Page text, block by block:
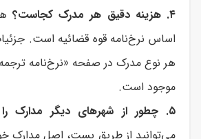
۴. هزینه دقیق هر مدرک کجاست؟
اساس نرخ‌نامه قوه قضائیه است.
هر نوع مدرک در صفحه «نرخ‌نامه
موجود است.
۵. چطور از شهرهای دیگر مدارک را ارسال کنم؟
می‌توانید از طریق پست، اصل مدارک